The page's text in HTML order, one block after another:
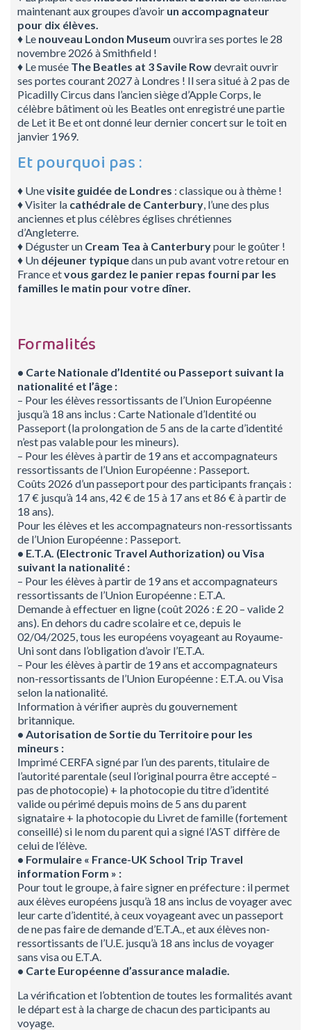
maintenant aux groupes d’avoir un accompagnateur
pour dix élèves.
♦ Le nouveau London Museum ouvrira ses portes le 28
novembre 2026 à Smithfield !
♦ Le musée The Beatles at 3 Savile Rowdevrait ouvrir
ses portes courant 2027 à Londres ! Il sera situé à 2 pas de
Picadilly Circus dans l’ancien siège d’Apple Corps, le
célèbre bâtiment où les Beatles ont enregistré une partie
de Let it Be et ont donné leur dernier concert sur le toit en
janvier 1969.
Et pourquoi pas :
♦ Unevisite guidée de Londres : classique ou à thème !
♦ Visiter la cathédrale de Canterbury , l’une des plus
anciennes et plus célèbres églises chrétiennes
d’Angleterre.
♦ Déguster un Cream Tea à Canterburypour le goûter !
♦ Un déjeuner typiquedans un pub avant votre retour en
France etvous gardez le panier repas fourni par les
familles le matin pour votre dîner.
Formalités
• Carte Nationale d’Identité ou Passeport suivant la
nationalité et l’âge :
– Pour les élèves ressortissants de l’Union Européenne
jusqu’à 18 ans inclus : Carte Nationale d’Identité ou
Passeport (la prolongation de 5 ans de la carte d’identité
n’est pas valable pour les mineurs).
– Pour les élèves à partir de 19 ans et accompagnateurs
ressortissants de l’Union Européenne : Passeport.
Coûts 2026 d’un passeport pour des participants français :
17 € jusqu’à 14 ans, 42 € de 15 à 17 ans et 86 € à partir de
18 ans).
Pour les élèves et les accompagnateurs non-ressortissants
de l’Union Européenne : Passeport.
• E.T.A. (Electronic Travel Authorization) ou Visa
suivant la nationalité :
– Pour les élèves à partir de 19 ans et accompagnateurs
ressortissants de l’Union Européenne : E.T.A.
Demande à effectuer en ligne (coût 2026 : £ 20 – valide 2
ans). En dehors du cadre scolaire et ce, depuis le
02/04/2025, tous les européens voyageant au Royaume-
Uni sont dans l’obligation d’avoir l’E.T.A.
– Pour les élèves à partir de 19 ans et accompagnateurs
non-ressortissants de l’Union Européenne : E.T.A. ou Visa
selon la nationalité.
Information à vérifier auprès du gouvernement
britannique.
• Autorisation de Sortie du Territoire pour les
mineurs :
Imprimé CERFA signé par l’un des parents, titulaire de
l’autorité parentale (seul l’original pourra être accepté –
pas de photocopie) + la photocopie du titre d’identité
valide ou périmé depuis moins de 5 ans du parent
signataire + la photocopie du Livret de famille (fortement
conseillé) si le nom du parent qui a signé l’AST diffère de
celui de l’élève.
• Formulaire « France-UK School Trip Travel
information Form » :
Pour tout le groupe, à faire signer en préfecture : il permet
aux élèves européens jusqu’à 18 ans inclus de voyager avec
leur carte d’identité, à ceux voyageant avec un passeport
de ne pas faire de demande d’E.T.A., et aux élèves non-
ressortissants de l’U.E. jusqu’à 18 ans inclus de voyager
sans visa ou E.T.A.
• Carte Européenne d’assurance maladie.
La vérification et l’obtention de toutes les formalités avant
le départ est à la charge de chacun des participants au
voyage.